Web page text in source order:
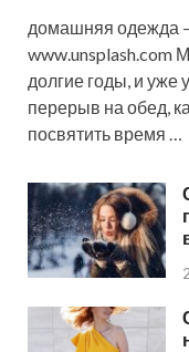
домашняя одежда
www.unsplash.com
долгие годы, и уже
перерыв на обед,
посвятить время …